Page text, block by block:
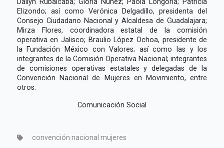
Elizondo; así como Verónica Delgadillo, presidenta del
Consejo Ciudadano Nacional y Alcaldesa de Guadalajara;
Mirza Flores, coordinadora estatal de la comisión
operativa en Jalisco; Braulio López Ochoa, presidente de
la Fundación México con Valores; así como las y los
integrantes de la Comisión Operativa Nacional; integrantes
de comisiones operativas estatales y delegadas de la
Convención Nacional de Mujeres en Movimiento, entre
otros.
Comunicación Social
convención nacional mujeres